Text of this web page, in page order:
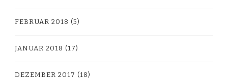
FEBRUAR 2018 (5)
JANUAR 2018 (17)
DEZEMBER 2017 (18)